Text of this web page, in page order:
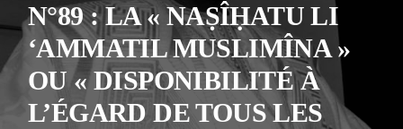
N°89 : LA « NAṢÎḤATU LI
‘AMMATIL MUSLIMÎNA »
OU « DISPONIBILITÉ À
L’ÉGARD DE TOUS LES